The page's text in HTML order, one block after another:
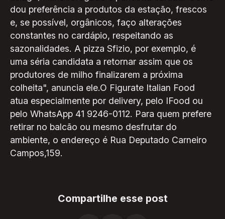
dou preferência a produtos da estação, frescos
e, se possível, orgânicos, faço alterações
constantes no cardápio, respeitando as
sazonalidades. A pizza Sfizio, por exemplo, é
uma séria candidata a retornar assim que os
produtores de milho finalizarem a próxima
colheita", anuncia ele.O Figurate Italian Food
atua especialmente por delivery, pelo IFood ou
pelo WhatsApp 41 9246-0112. Para quem prefere
retirar no balcão ou mesmo desfrutar do
ambiente, o endereço é Rua Deputado Carneiro
Campos,159.
Compartilhe esse post